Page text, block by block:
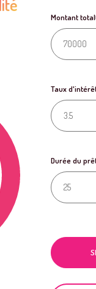
Montant
Taux
Durée du